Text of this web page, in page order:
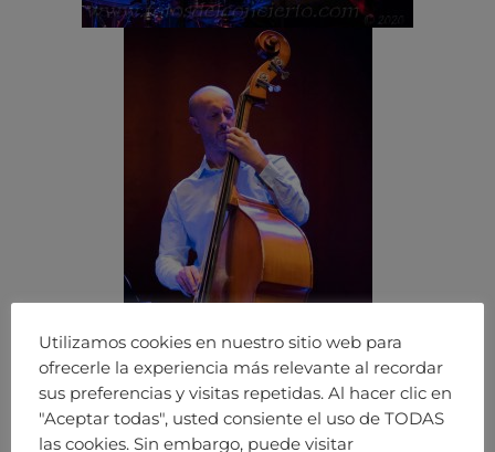
Utilizamos cookies en nuestro sitio web para
ofrecerle la experiencia más relevante al recordar
sus preferencias y visitas repetidas. Al hacer clic en
"Aceptar todas", usted consiente el uso de TODAS
las cookies. Sin embargo, puede visitar